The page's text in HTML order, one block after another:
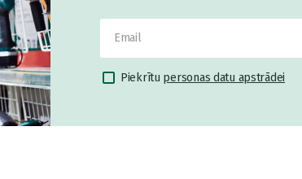
Piekrītu personas datu apstrādei